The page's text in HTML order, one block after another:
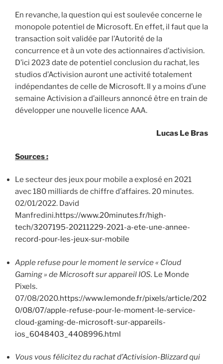
En revanche, la question qui est soulevée concerne le
monopole potentiel de Microsoft. En effet, il faut que la
transaction soit validée par l’Autorité de la
concurrence et à un vote des actionnaires d’activision.
D’ici 2023 date de potentiel conclusion du rachat, les
studios d’Activision auront une activité totalement
indépendantes de celle de Microsoft. Il y a moins d’une
semaine Activision a d’ailleurs annoncé être en train de
développer une nouvelle licence AAA.
Lucas Le Bras
Sources :
Le secteur des jeux pour mobile a explosé en 2021
avec 180 milliards de chiffre d’affaires. 20 minutes.
02/01/2022. David
Manfredini.https://www.20minutes.fr/high-
tech/3207195-20211229-2021-a-ete-une-annee-
record-pour-les-jeux-sur-mobile
Apple refuse pour le moment le service « Cloud
Gaming » de Microsoft sur appareil IOS. Le Monde
Pixels.
07/08/2020.https://www.lemonde.fr/pixels/article/202
0/08/07/apple-refuse-pour-le-moment-le-service-
cloud-gaming-de-microsoft-sur-appareils-
ios_6048403_4408996.html
Vous vous félicitez du rachat d’Activision-Blizzard qui